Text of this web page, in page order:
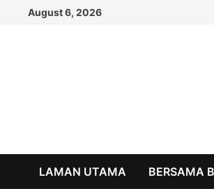
August 6, 2026
LAMAN UTAMA BERSAMA